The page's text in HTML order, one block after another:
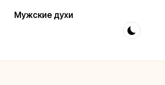
Мужские духи